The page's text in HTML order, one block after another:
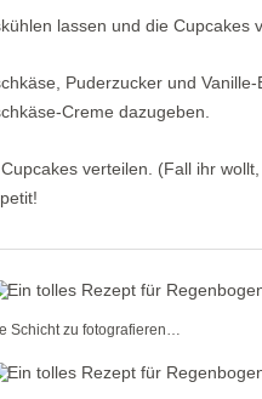
lassen und die Cupcakes
Puderzucker und
Creme dazugeben.
verteilen. (Fall ihr
Schicht zu fotografieren…